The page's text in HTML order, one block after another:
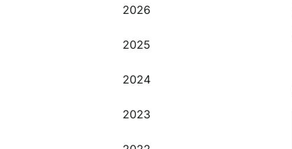
2026
2025
2024
2023